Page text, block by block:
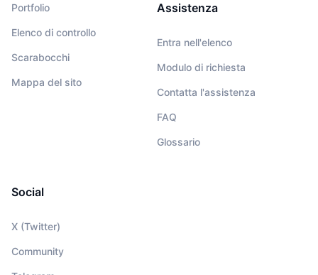
Portfolio
Elenco di controllo
Scarabocchi
Mappa del sito
Assistenza
Entra nell'elenco
Modulo di richiesta
Contatta l'assistenza
FAQ
Glossario
Social
X (Twitter)
Community